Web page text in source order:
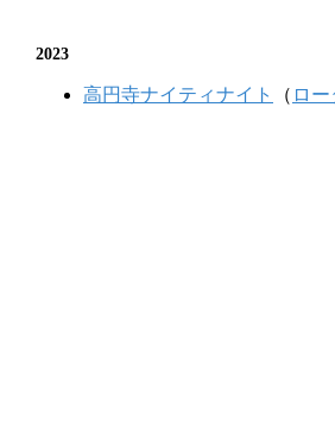
2023
高円寺ナイティナイト （ ロ